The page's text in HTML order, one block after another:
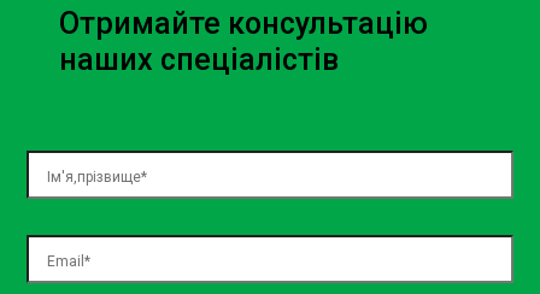
Отримайте консультацію
наших спеціалістів